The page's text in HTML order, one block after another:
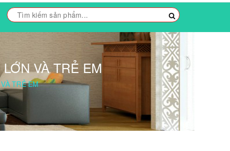
VÀ TRẺ EM
TRẺ EM